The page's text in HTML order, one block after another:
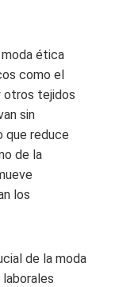
moda ética
como el
otros tejidos
sin
que reduce
de la
los
de la moda